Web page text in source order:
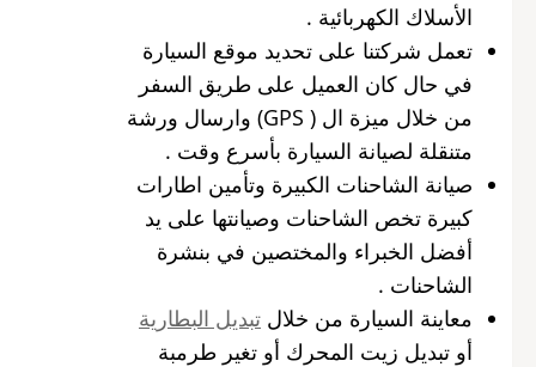
الأسلاك الكهربائية .
تعمل شركتنا على تحديد موقع السيارة
في حال كان العميل على طريق السفر
من خلال ميزة ال ( GPS) وارسال ورشة
متنقلة لصيانة السيارة بأسرع وقت .
صيانة الشاحنات الكبيرة وتأمين اطارات
كبيرة تخص الشاحنات وصيانتها على يد
أفضل الخبراء والمختصين في بنشرة
الشاحنات .
معاينة السيارة من خلال تبديل البطارية
أو تبديل زيت المحرك أو تغير طرمبة